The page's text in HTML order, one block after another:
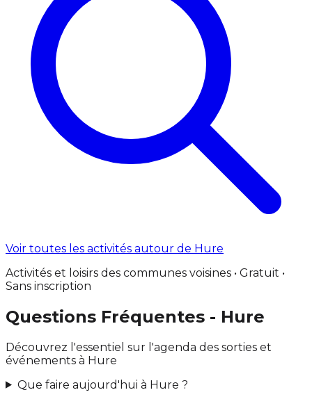
Voir toutes les activités autour de Hure
Activités et loisirs des communes voisines • Gratuit •
Sans inscription
Questions Fréquentes - Hure
Découvrez l'essentiel sur l'agenda des sorties et
événements à Hure
Que faire aujourd'hui à Hure ?